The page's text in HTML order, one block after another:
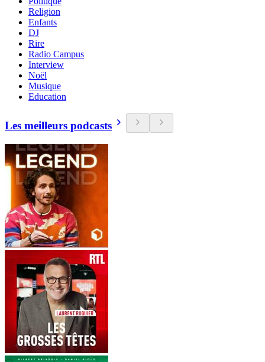
Religion
Enfants
DJ
Rire
Radio Campus
Interview
Noël
Musique
Education
Les meilleurs podcasts